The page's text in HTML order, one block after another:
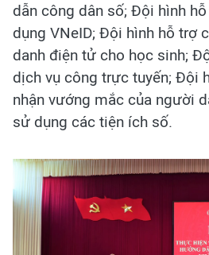
dẫn công dân số; Đội hình
dụng VNeID; Đội hình hỗ trợ
danh điện tử cho học sinh;
dịch vụ công trực tuyến; Đội
nhận vướng mắc của người
sử dụng các tiện ích số.